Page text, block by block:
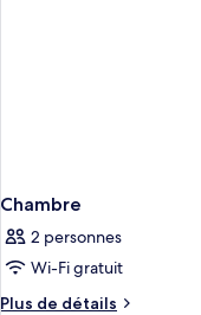
Chambre
2 personnes
Wi-Fi gratuit
Plus de détails
Plus